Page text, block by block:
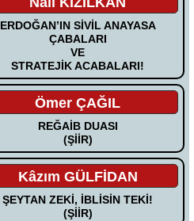
ERDOĞAN’IN SİVİL ANAYASA
ÇABALARI
VE
STRATEJİK ACABALARI!
Ömer ÇAĞIL
REĞAİB DUASI
(ŞİİR)
Kâzım GÜLFİDAN
ŞEYTAN ZEKİ, İBLİSİN TEKİ!
(ŞİİR)